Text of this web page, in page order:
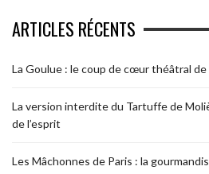
ARTICLES RÉCENTS
La Goulue : le coup de cœur théâtral de
La version interdite du Tartuffe de
de l’esprit
Les Mâchonnes de Paris : la